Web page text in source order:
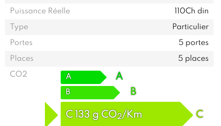
Puissance Réelle
110Ch din
Type
Particulier
Portes
5 portes
Places
5 places
CO2
A A
B B
C133 g CO2/Km C